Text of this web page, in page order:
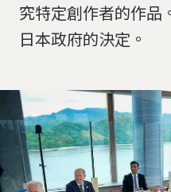
究特定創作者的作品
日本政府的決定。